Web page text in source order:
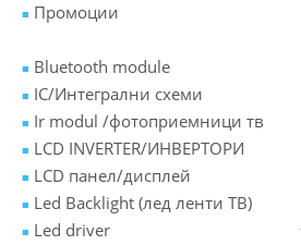
Промоции
Bluetooth module
IC/Интегрални схеми
Ir modul /фотоприемници тв
LCD INVERTER/ИНВЕРТОРИ
LCD панел/дисплей
Led Backlight (лед ленти ТВ)
Led driver